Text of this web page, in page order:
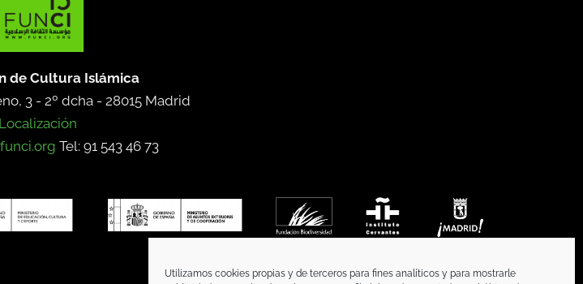
Utilizamos cookies propias y de terceros para fines analíticos y para mostrarle
de Cultura Islámica
3 - 2º dcha - 28015 Madrid
Localización
Tel: 91 543 46 73